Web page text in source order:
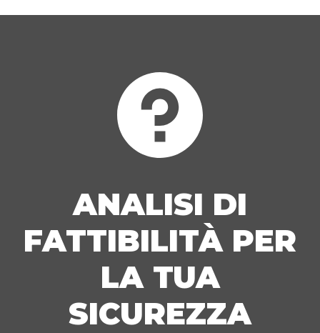
ANALISI DI
FATTIBILITÀ PER
LA TUA
SICUREZZA